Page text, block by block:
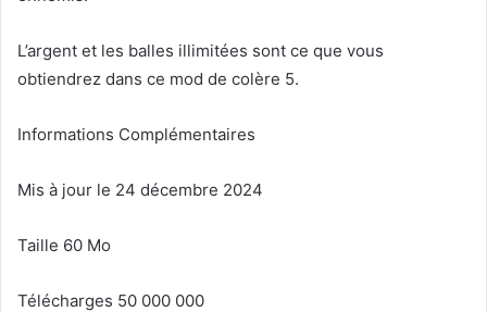
L’argent et les balles illimitées sont ce que vous
obtiendrez dans ce mod de colère 5.
Informations Complémentaires
Mis à jour le 24 décembre 2024
Taille 60 Mo
Télécharges 50 000 000